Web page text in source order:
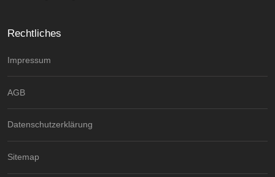
Rechtliches
Impressum
AGB
Datenschutzerklärung
Sitemap